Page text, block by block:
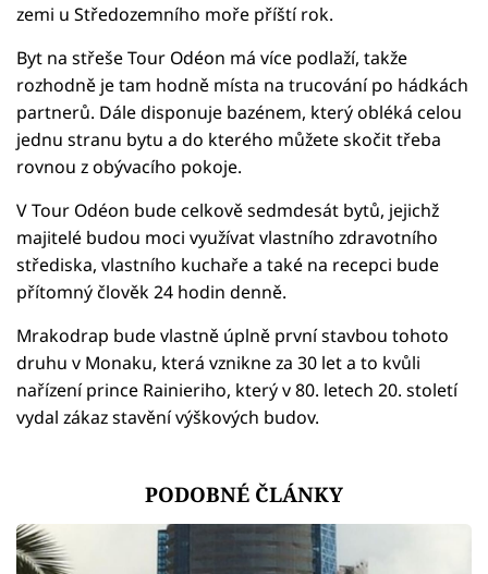
zemi u Středozemního moře příští rok.
Byt na střeše Tour Odéon má více podlaží, takže
rozhodně je tam hodně místa na trucování po hádkách
partnerů. Dále disponuje bazénem, který obléká celou
jednu stranu bytu a do kterého můžete skočit třeba
rovnou z obývacího pokoje.
V Tour Odéon bude celkově sedmdesát bytů, jejichž
majitelé budou moci využívat vlastního zdravotního
střediska, vlastního kuchaře a také na recepci bude
přítomný člověk 24 hodin denně.
Mrakodrap bude vlastně úplně první stavbou tohoto
druhu v Monaku, která vznikne za 30 let a to kvůli
nařízení prince Rainieriho, který v 80. letech 20. století
vydal zákaz stavění výškových budov.
PODOBNÉ ČLÁNKY